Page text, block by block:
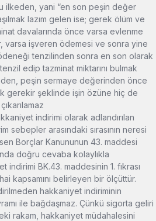
ilkeden, yani “en son peşin değer
lazım gelen ise; gerek ölüm ve
davalarında önce varsa evlenme
varsa işveren ödemesi ve sonra yine
tenzilinden sonra en son olarak
edip tazminat miktarını bulmak
peşin sermaye değerinden önce
gerekir şeklinde işin özüne hiç de
indirimi olarak adlandırılan
sebepler arasındaki sırasının neresi
Borçlar Kanununun 43. maddesi
doğru cevaba kolaylıkla
indirimi BK.43. maddesinin 1. fıkrası
kapsamını belirleyen bir ölçüttür.
hakkaniyet indiriminin
ile bağdaşmaz. Çünkü sigorta geliri
rakam, hakkaniyet müdahalesini